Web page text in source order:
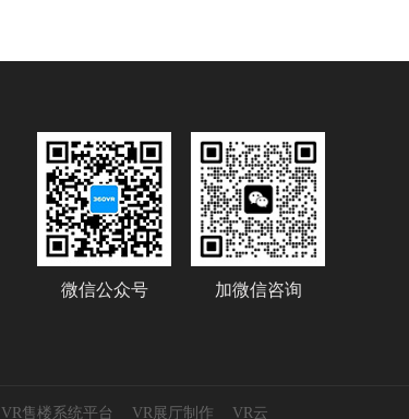
微信公众号 加微信咨询
VR售楼系统平台 VR展厅制作 VR云